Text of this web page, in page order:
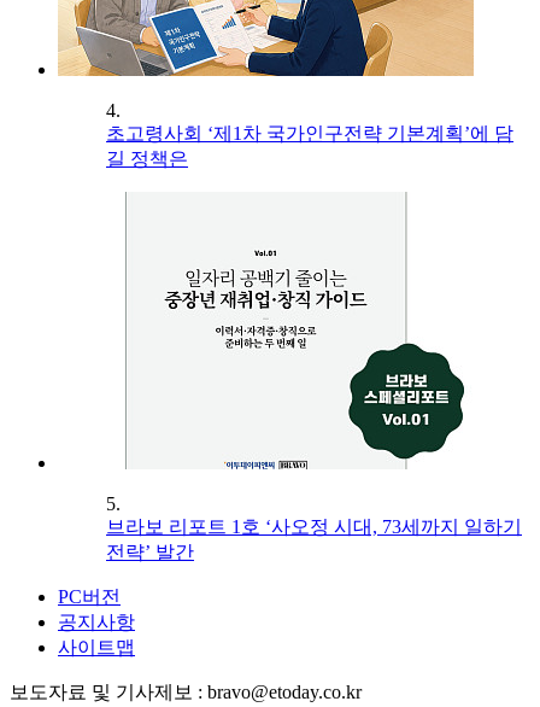
4.
초고령사회 ‘제1차 국가인구전략 기본계획’에 담
길 정책은
5.
브라보 리포트 1호 ‘사오정 시대, 73세까지 일하기
전략’ 발간
PC버전
공지사항
사이트맵
보도자료 및 기사제보 : bravo@etoday.co.kr